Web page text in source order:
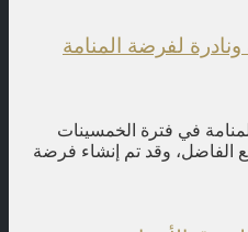
لفرضة المنامة
في فترة الخمسينات
الفاضل، وقد تم إنشاء فرضة